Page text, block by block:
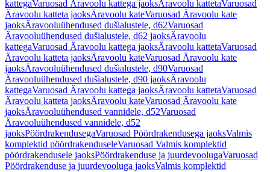
kattegaVaruosad Äravoolu kattega jaoksÄravoolu kattetaVaruosad
Äravoolu katteta jaoksÄravoolu kateVaruosad Äravoolu kate
jaoksÄravooluühendused dušialustele, d62Varuosad
Äravooluühendused dušialustele, d62 jaoksÄravoolu
kattegaVaruosad Äravoolu kattega jaoksÄravoolu kattetaVaruosad
Äravoolu katteta jaoksÄravoolu kateVaruosad Äravoolu kate
jaoksÄravooluühendused dušialustele, d90Varuosad
Äravooluühendused dušialustele, d90 jaoksÄravoolu
kattegaVaruosad Äravoolu kattega jaoksÄravoolu kattetaVaruosad
Äravoolu katteta jaoksÄravoolu kateVaruosad Äravoolu kate
jaoksÄravooluühendused vannidele, d52Varuosad
Äravooluühendused vannidele, d52
jaoksPöördrakendusegaVaruosad Pöördrakendusega jaoksValmis
komplektid pöördrakenduseleVaruosad Valmis komplektid
pöördrakendusele jaoksPöördrakenduse ja juurdevoolugaVaruosad
Pöördrakenduse ja juurdevooluga jaoksValmis komplektid